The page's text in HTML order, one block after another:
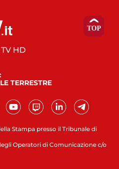
Stampa presso il Tribunale di
Operatori di Comunicazione c/o
HD
TERRESTRE